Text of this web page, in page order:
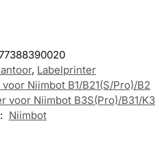
, Labelprinter
Niimbot B1/B21(S/Pro)/B2
voor Niimbot B3S(Pro)/B31/K3
Niimbot